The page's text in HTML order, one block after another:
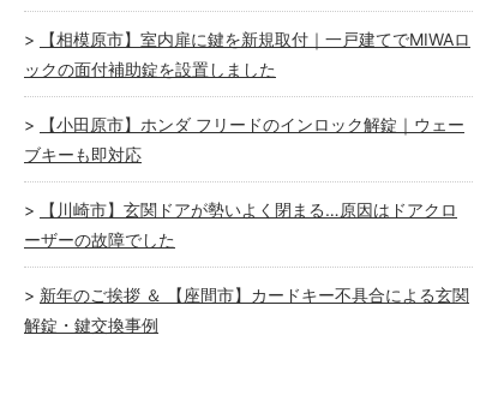
【相模原市】室内扉に鍵を新規取付｜一戸建てでMIWAロ
ックの面付補助錠を設置しました
【小田原市】ホンダ フリードのインロック解錠｜ウェー
ブキーも即対応
【川崎市】玄関ドアが勢いよく閉まる…原因はドアクロ
ーザーの故障でした
新年のご挨拶 ＆ 【座間市】カードキー不具合による玄関
解錠・鍵交換事例